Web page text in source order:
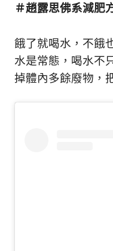
＃趙露思佛系減肥
餓了就喝水，不餓
水是常態，喝水不
掉體內多餘廢物，